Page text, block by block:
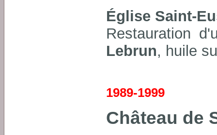
Église Saint-
Restauration
Lebrun, huile
1989-1999
Château de